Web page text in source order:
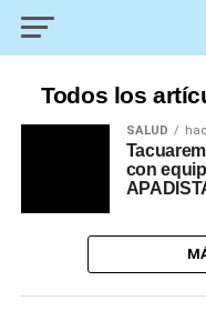
Todos los
SALUD
con